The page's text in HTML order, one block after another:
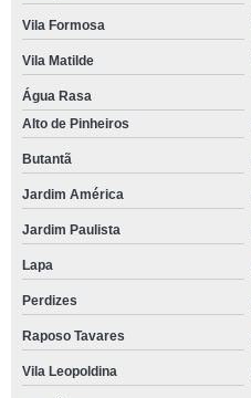
Vila Formosa
Vila Matilde
Água Rasa
Alto de Pinheiros
Butantã
Jardim América
Jardim Paulista
Lapa
Perdizes
Raposo Tavares
Vila Leopoldina